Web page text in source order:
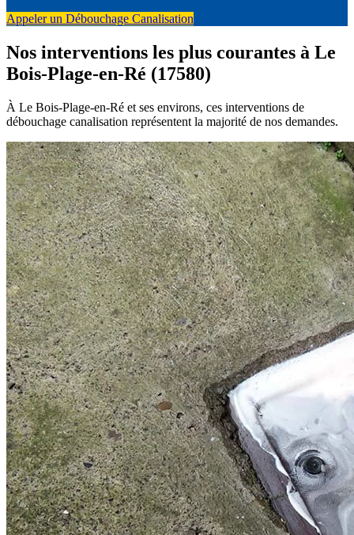
Appeler un Débouchage Canalisation
Nos interventions les plus courantes à Le
Bois-Plage-en-Ré (17580)
À Le Bois-Plage-en-Ré et ses environs, ces interventions de
débouchage canalisation représentent la majorité de nos demandes.